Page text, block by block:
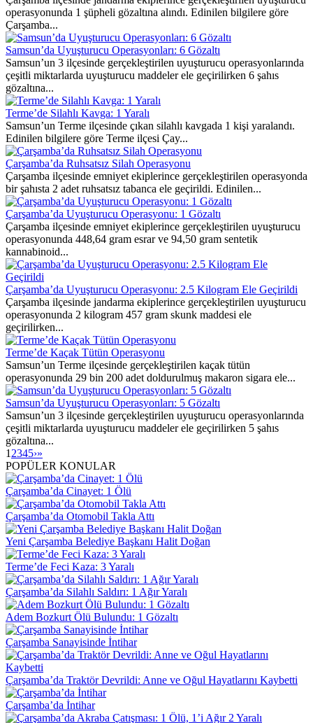
operasyonunda 1 şüpheli gözaltına alındı. Edinilen bilgilere göre
Çarşamba...
Samsun’da Uyuşturucu Operasyonları: 6 Gözaltı
Samsun’un 3 ilçesinde gerçekleştirilen uyuşturucu operasyonlarında
çeşitli miktarlarda uyuşturucu maddeler ele geçirilirken 6 şahıs
gözaltına...
Terme’de Silahlı Kavga: 1 Yaralı
Samsun’un Terme ilçesinde çıkan silahlı kavgada 1 kişi yaralandı.
Edinilen bilgilere göre Terme ilçesi Çay...
Çarşamba’da Ruhsatsız Silah Operasyonu
Çarşamba ilçesinde emniyet ekiplerince gerçekleştirilen operasyonda
bir şahısta 2 adet ruhsatsız tabanca ele geçirildi. Edinilen...
Çarşamba’da Uyuşturucu Operasyonu: 1 Gözaltı
Çarşamba ilçesinde emniyet ekiplerince gerçekleştirilen uyuşturucu
operasyonunda 448,64 gram esrar ve 94,50 gram sentetik
kannabinoid...
Çarşamba’da Uyuşturucu Operasyonu: 2.5 Kilogram Ele Geçirildi
Çarşamba ilçesinde jandarma ekiplerince gerçekleştirilen uyuşturucu
operasyonunda 2 kilogram 457 gram skunk maddesi ele
geçirilirken...
Terme’de Kaçak Tütün Operasyonu
Samsun’un Terme ilçesinde gerçekleştirilen kaçak tütün
operasyonunda 29 bin 200 adet doldurulmuş makaron sigara ele...
Samsun’da Uyuşturucu Operasyonları: 5 Gözaltı
Samsun’un 3 ilçesinde gerçekleştirilen uyuşturucu operasyonlarında
çeşitli miktarlarda uyuşturucu maddeler ele geçirilirken 5 şahıs
gözaltına...
1 2345›»
POPÜLER KONULAR
Çarşamba’da Cinayet: 1 Ölü
Çarşamba’da Otomobil Takla Attı
Yeni Çarşamba Belediye Başkanı Halit Doğan
Terme’de Feci Kaza: 3 Yaralı
Çarşamba’da Silahlı Saldırı: 1 Ağır Yaralı
Adem Bozkurt Ölü Bulundu: 1 Gözaltı
Çarşamba Sanayisinde İntihar
Çarşamba’da Traktör Devrildi: Anne ve Oğul Hayatlarını Kaybetti
Çarşamba’da İntihar